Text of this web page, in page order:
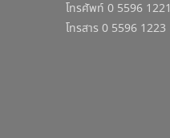
โทรศัพท์ 0 5596 1221
โทรสาร 0 5596 1223